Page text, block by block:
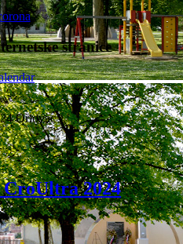
stranice
Oriovac
2024